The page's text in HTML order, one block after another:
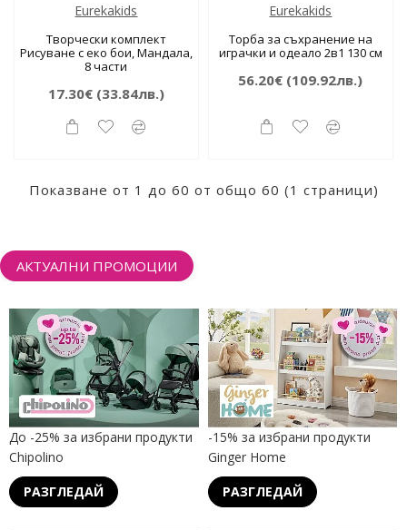
Eurekakids
Творчески комплект
Рисуване с еко бои, Мандала,
8 части
17.30€(33.84лв.)
Eurekakids
Торба за съхранение на
играчки и одеало 2в1 130 см
56.20€ (109.92лв.)
Показване от 1 до 60 от общо 60 (1 страници)
АКТУАЛНИ ПРОМОЦИИ
До -25% за избрани продукти
Chipolino
РАЗГЛЕДАЙ
-15% за избрани продукти
Ginger Home
РАЗГЛЕДАЙ